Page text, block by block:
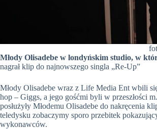
Młody Olisadebe w londyńskim studio, w
nagrał klip do najnowszego singla „Re-Up”
Młody Olisadebe wraz z Life Media Ent wbili
hop – Giggs, a jego gośćmi byli w przeszłości
posłużyły Młodemu Olisadebe do nakręcenia
teledysku zobaczymy sporo przebitek
wykonawców.